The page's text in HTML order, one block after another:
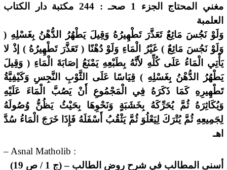
مغني المحتاج الجزء 1 صحـ : 244 مكتبة دار الكتاب
العلمبة
وَلَوْ نَجُسَ مَائِعٌ تَعَذَّرَ تَطْهِيرُهُ وَقِيلَ يَطْهُرُ الدُّهْنُ بِغَسْلِهِ (
وَلَوْ نَجُسَ مَائِعٌ ) غَيْرُ الْمَاءِ وَلَوْ دُهْنًا ( تَعَذَّرَ تَطْهِيرُهُ ) إذْ لا
يَأْتِي الْمَاءُ عَلَى كُلِّهِ لأَنَّهُ بِطَبْعِهِ يَمْنَعُ إصَابَةَ الْمَاءِ ( وَقِيلَ
يَطْهُرُ الدُّهْنُ بِغَسْلِهِ ) قِيَاسًا عَلَى الثَّوْبِ النَّجِسِ وَكَيْفِيَّةُ
تَطْهِيرِهِ كَمَا ذَكَرَهُ فِي الْمَجْمُوعِ أَنْ يَصُبَّ الْمَاءَ عَلَيْهِ
وَيُكَاثِرَهُ ثُمَّ يُحَرِّكَهُ بِخَشَبَةٍ وَنَحْوِهَا بِحَيْثُ يَظُنُّ وُصُولَهُ
لِجَمِيعِهِ ثُمَّ يُتْرَكَ لِيَعْلُوَ ثُمَّ يَثْقُبُ أَسْفَلَهُ فَإِذَا خَرَجَ الْمَاءُ سُدَّ
اهـ
– Asnal Matholib :
أسنى المطالب في شرح روض الطالب – (ج 1 / ص 19)